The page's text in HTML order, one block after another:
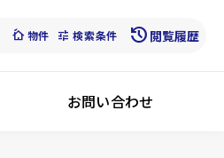
cottage物件 tune 検索条件 history 閲覧履歴
お問い合わせ